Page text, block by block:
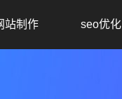
站制作 seo优化